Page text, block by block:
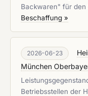
Backwaren" für den
Beschaffung »
2026-06-23
München
Betriebsstellen der